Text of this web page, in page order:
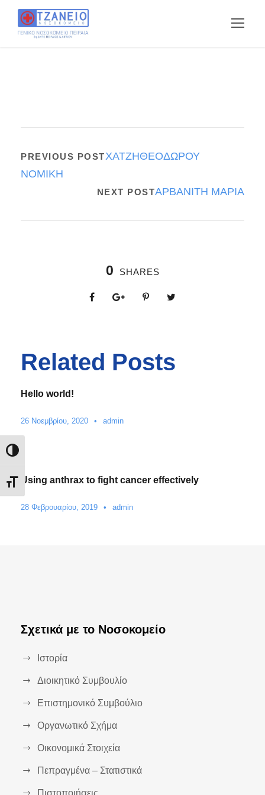
Εναλλαγή Υψηλής Αντίθεσης
Εναλλαγή Μεγέθους Γραμμάτων
PREVIOUS POSTΧΑΤΖΗΘΕΟΔΩΡΟΥ
ΝΟΜΙΚΗ
NEXT POSTΑΡΒΑΝΙΤΗ ΜΑΡΙΑ
0 SHARES
Related Posts
Hello world!
26 Νοεμβρίου, 2020 • admin
Using anthrax to fight cancer effectively
28 Φεβρουαρίου, 2019 • admin
Σχετικά με το Νοσοκομείο
Ιστορία
Διοικητικό Συμβουλίο
Επιστημονικό Συμβούλιο
Οργανωτικό Σχήμα
Οικονομικά Στοιχεία
Πεπραγμένα – Στατιστικά
Πιστοποιήσεις